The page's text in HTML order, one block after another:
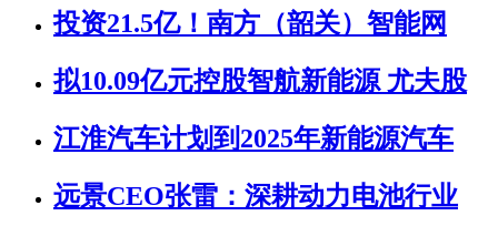
投资21.5亿！南方（韶关）智能网
拟10.09亿元控股智航新能源 尤夫股
江淮汽车计划到2025年新能源汽车
远景CEO张雷：深耕动力电池行业